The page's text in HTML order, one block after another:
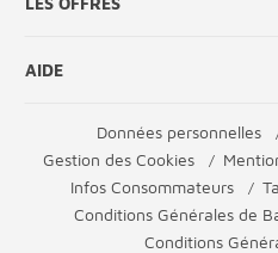
AIDE
Données personnelles
Gestion des Cookies
Infos Consommateurs
Conditions Générales de
Conditions